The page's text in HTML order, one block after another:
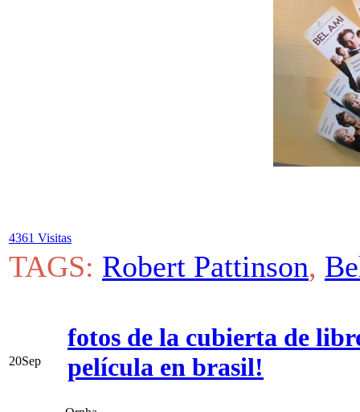
4361 Visitas
TAGS: Robert Pattinson,
20Sep
fotos de la cubierta de
película en brasil!